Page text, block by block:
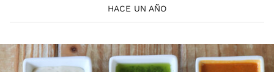
HACE UN AÑO